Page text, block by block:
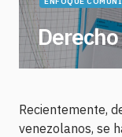
Recientemente,
venezolanos, se